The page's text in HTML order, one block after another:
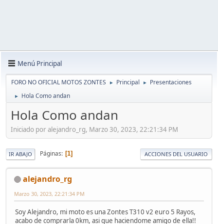
Menú Principal
FORO NO OFICIAL MOTOS ZONTES ► Principal ► Presentaciones
► Hola Como andan
Hola Como andan
Iniciado por alejandro_rg, Marzo 30, 2023, 22:21:34 PM
IR ABAJO Páginas 1 ACCIONES DEL USUARIO
alejandro_rg
Marzo 30, 2023, 22:21:34 PM
Soy Alejandro, mi moto es una Zontes T310 v2 euro 5 Rayos,
acabo de comprarla 0km, asi que haciendome amigo de ella!!